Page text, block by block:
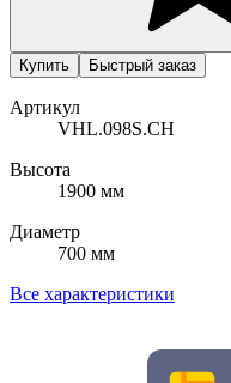
Купить
Быстрый заказ
Артикул
VHL.098S.CH
Высота
1900 мм
Диаметр
700 мм
Все характеристики